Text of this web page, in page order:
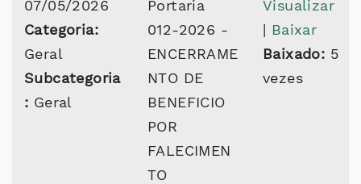
07/05/2026
Categoria:
Geral
Subcategoria
: Geral
Portaria
012-2026 -
ENCERRAME
NTO DE
BENEFICIO
POR
FALECIMEN
TO
Visualizar
| Baixar
Baixado: 5
vezes